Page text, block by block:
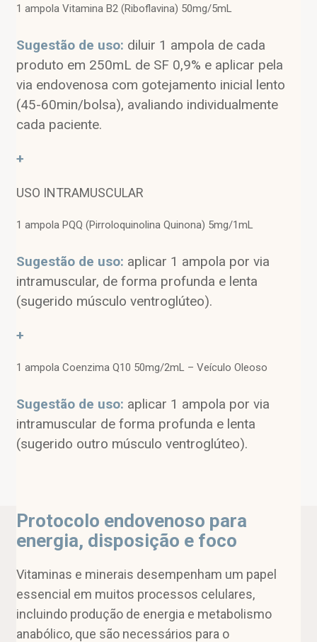
1 ampola Vitamina B2 (Riboflavina) 50mg/5mL
Sugestão de uso: diluir 1 ampola de cada
produto em 250mL de SF 0,9% e aplicar pela
via endovenosa com gotejamento inicial lento
(45-60min/bolsa), avaliando individualmente
cada paciente.
+
USO INTRAMUSCULAR
1 ampola PQQ (Pirroloquinolina Quinona) 5mg/1mL
Sugestão de uso: aplicar 1 ampola por via
intramuscular, de forma profunda e lenta
(sugerido músculo ventroglúteo).
+
1 ampola Coenzima Q10 50mg/2mL – Veículo Oleoso
Sugestão de uso: aplicar 1 ampola por via
intramuscular de forma profunda e lenta
(sugerido outro músculo ventroglúteo).
Protocolo endovenoso para
energia, disposição e foco
Vitaminas e minerais desempenham um papel
essencial em muitos processos celulares,
incluindo produção de energia e metabolismo
anabólico, que são necessários para o